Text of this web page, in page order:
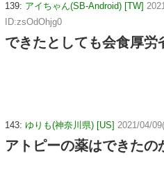
139: アイちゃん(SB-Android) [TW]
ID:zsOdOhjg0
できたとしても会食厚労
143: ゆりも(神奈川県) [US] 2021/04/
アトピーの薬はできたの